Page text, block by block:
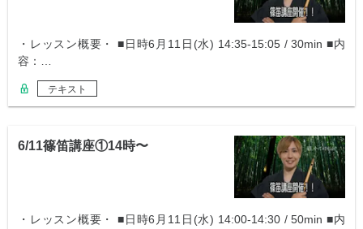
・レッスン概要・ ■日時6月11日(水) 14:35-15:05 / 30min ■内
容：…
テキスト
6/11篠笛講座①14時〜
・レッスン概要・ ■日時6月11日(水) 14:00-14:30 / 50min ■内